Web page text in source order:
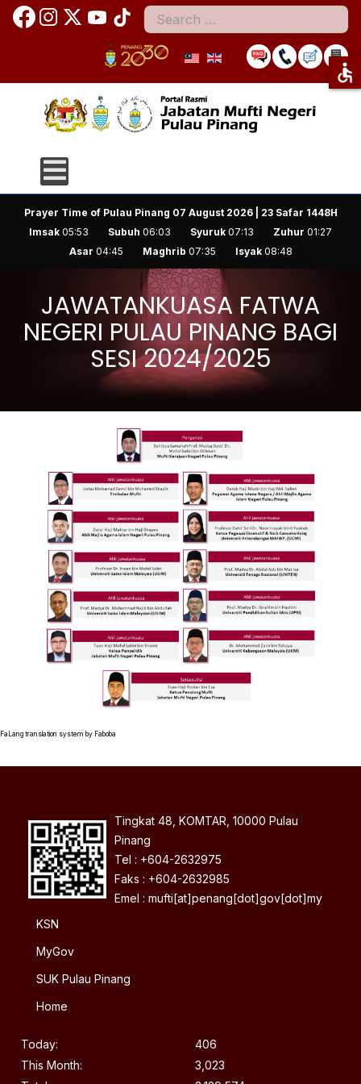
Search
Prayer Time of Pulau Pinang 07 August 2026 | 23 Safar 1448H
Imsak 05:53 Subuh 06:03 Syuruk 07:13 Zuhur 01:27
Asar 04:45 Maghrib 07:35 Isyak08:48
JAWATANKUASA FATWA
NEGERI PULAU PINANG BAGI
SESI 2024/2025
FaLang translation system by Faboba
Tingkat 48, KOMTAR, 10000 Pulau
Pinang
Tel : +604-2632975
Faks : +604-2632985
Emel : mufti[at]penang[dot]gov[dot]my
KSN
MyGov
SUK Pulau Pinang
Home
Today:
406
This Month:
3,023
accessible